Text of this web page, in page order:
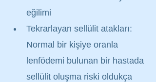
eğilimi
Tekrarlayan sellülit atakları:
Normal bir kişiye oranla
lenfödemi bulunan bir hastada
sellülit oluşma riski oldukça